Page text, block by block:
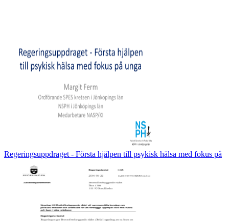
Regeringsuppdraget - Första hjälpen till psykisk hälsa med fokus på